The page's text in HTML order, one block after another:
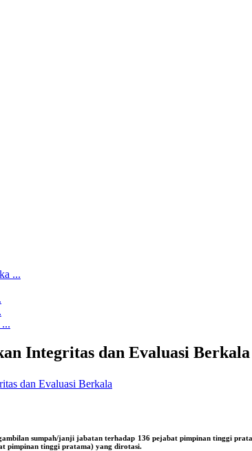
...
Integritas dan Evaluasi Berkala
sumpah/janji jabatan terhadap 136 pejabat pimpinan tinggi
pimpinan tinggi pratama) yang dirotasi.